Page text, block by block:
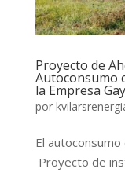
Proyecto de
Autoconsumo
la Empresa
por
El
Proyecto de